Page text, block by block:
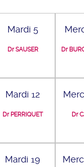
Mardi 5
Dr SAUSER Dr
Mardi 12
Dr PERRIQUET Dr
Mardi 19